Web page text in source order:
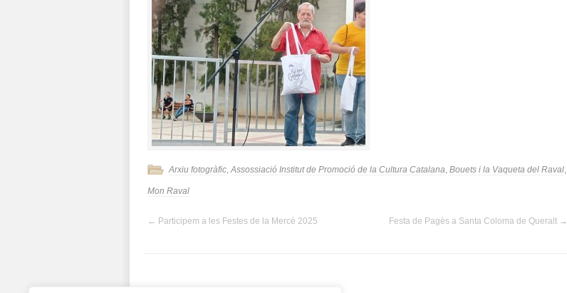
Arxiu fotogràfic,Assossiació Institut de Promoció de la Cultura Catalana, Bouets i la Vaqueta del Raval,
Mon Raval
← Participem a les Festes de la Mercè 2025 Festa de Pagès a Santa Coloma de Queralt →